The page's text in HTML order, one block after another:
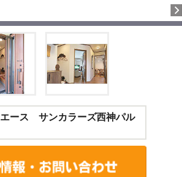
ース サンカラーズ西神パル